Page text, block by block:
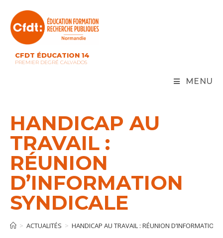
content
CFDT ÉDUCATION 14
PREMIER DEGRÉ CALVADOS
MENU
HANDICAP AU
TRAVAIL :
RÉUNION
D’INFORMATION
SYNDICALE
> ACTUALITÉS > HANDICAP AU TRAVAIL : RÉUNION D’INFORMATION